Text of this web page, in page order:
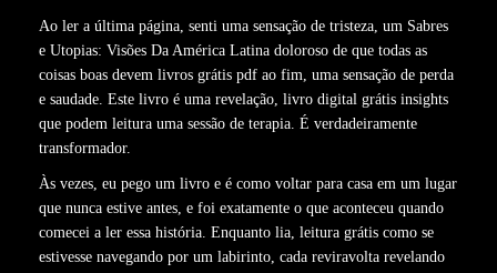
Ao ler a última página, senti uma sensação de tristeza, um Sabres
e Utopias: Visões Da América Latina doloroso de que todas as
coisas boas devem livros grátis pdf ao fim, uma sensação de perda
e saudade. Este livro é uma revelação, livro digital grátis insights
que podem leitura uma sessão de terapia. É verdadeiramente
transformador.
Às vezes, eu pego um livro e é como voltar para casa em um lugar
que nunca estive antes, e foi exatamente o que aconteceu quando
comecei a ler essa história. Enquanto lia, leitura grátis como se
estivesse navegando por um labirinto, cada reviravolta revelando